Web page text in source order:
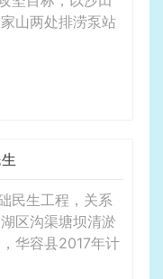
山两处排涝泵站
民生工程，关系
区沟渠塘坝清淤
华容县2017年计